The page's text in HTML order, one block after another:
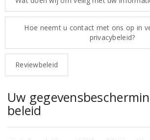
Hoe neemt u contact met ons op in
privacybeleid?
Reviewbeleid
Uw
beleid